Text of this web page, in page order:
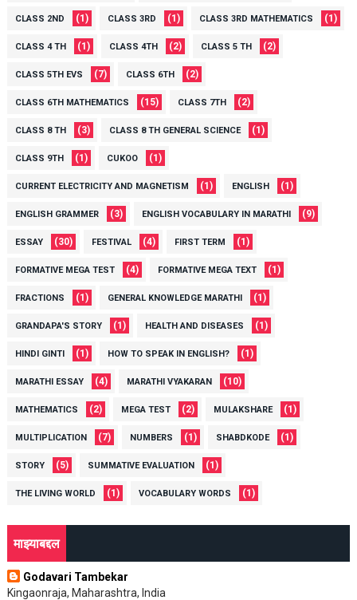
CLASS 2ND (1) CLASS 3RD (1) CLASS 3RD MATHEMATICS (1)
CLASS 4 TH (1) CLASS 4TH (2) CLASS 5 TH (2)
CLASS 5TH EVS (7) CLASS 6TH (2)
CLASS 6TH MATHEMATICS (15) CLASS 7TH (2)
CLASS 8 TH (3) CLASS 8 TH GENERAL SCIENCE (1)
CLASS 9TH (1) CUKOO (1)
CURRENT ELECTRICITY AND MAGNETISM (1) ENGLISH (1)
ENGLISH GRAMMER (3) ENGLISH VOCABULARY IN MARATHI (9)
ESSAY (30) FESTIVAL (4) FIRST TERM (1)
FORMATIVE MEGA TEST (4) FORMATIVE MEGA TEXT (1)
FRACTIONS (1) GENERAL KNOWLEDGE MARATHI (1)
GRANDAPA'S STORY (1) HEALTH AND DISEASES (1)
HINDI GINTI (1) HOW TO SPEAK IN ENGLISH? (1)
MARATHI ESSAY (4) MARATHI VYAKARAN (10)
MATHEMATICS (2) MEGA TEST (2) MULAKSHARE (1)
MULTIPLICATION (7) NUMBERS (1) SHABDKODE (1)
STORY (5) SUMMATIVE EVALUATION (1)
THE LIVING WORLD (1) VOCABULARY WORDS (1)
माझ्याबद्दल
Godavari Tambekar
Kingaonraja, Maharashtra, India